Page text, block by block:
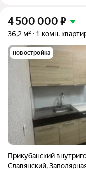
4 500 000 ₽
36,2 м² 1-комн.
новостройка
Прикубанский
Славянский,